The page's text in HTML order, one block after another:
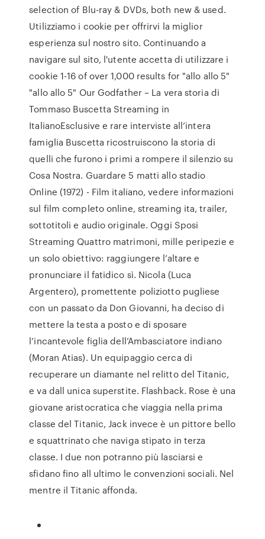
selection of Blu-ray & DVDs, both new & used.
Utilizziamo i cookie per offrirvi la miglior
esperienza sul nostro sito. Continuando a
navigare sul sito, l'utente accetta di utilizzare i
cookie 1-16 of over 1,000 results for "allo allo 5"
"allo allo 5" Our Godfather – La vera storia di
Tommaso Buscetta Streaming in
ItalianoEsclusive e rare interviste all’intera
famiglia Buscetta ricostruiscono la storia di
quelli che furono i primi a rompere il silenzio su
Cosa Nostra. Guardare 5 matti allo stadio
Online (1972) - Film italiano, vedere informazioni
sul film completo online, streaming ita, trailer,
sottotitoli e audio originale. Oggi Sposi
Streaming Quattro matrimoni, mille peripezie e
un solo obiettivo: raggiungere l’altare e
pronunciare il fatidico sì. Nicola (Luca
Argentero), promettente poliziotto pugliese
con un passato da Don Giovanni, ha deciso di
mettere la testa a posto e di sposare
l’incantevole figlia dell’Ambasciatore indiano
(Moran Atias). Un equipaggio cerca di
recuperare un diamante nel relitto del Titanic,
e va dall unica superstite. Flashback. Rose è una
giovane aristocratica che viaggia nella prima
classe del Titanic, Jack invece è un pittore bello
e squattrinato che naviga stipato in terza
classe. I due non potranno più lasciarsi e
sfidano fino all ultimo le convenzioni sociali. Nel
mentre il Titanic affonda.